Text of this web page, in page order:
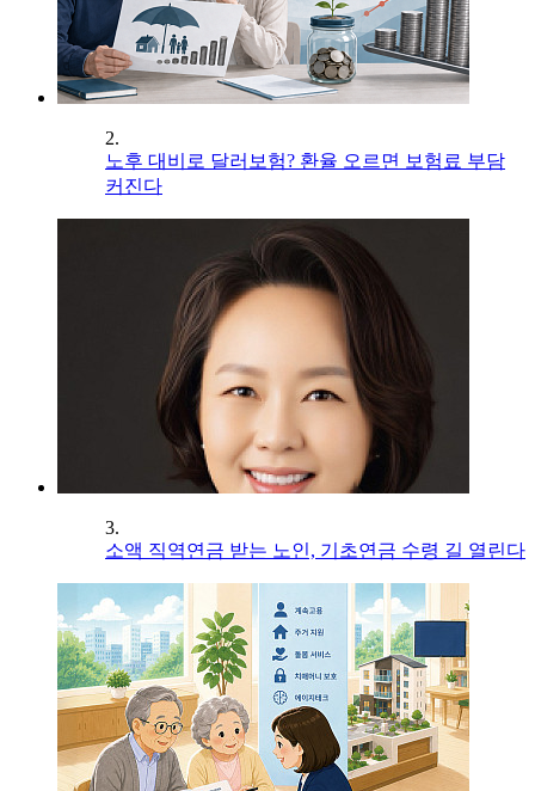
2.
노후 대비로 달러보험? 환율 오르면 보험료 부담
커진다
3.
소액 직역연금 받는 노인, 기초연금 수령 길 열린다